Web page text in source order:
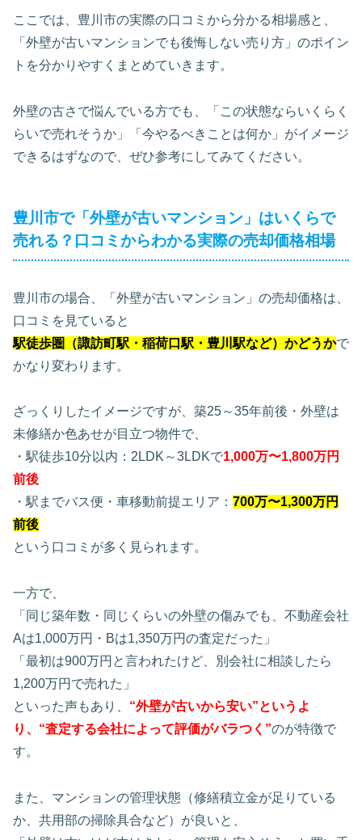
ここでは、豊川市の実際の口コミから分かる相場感と、
「外壁が古いマンションでも後悔しない売り方」のポイン
トを分かりやすくまとめていきます。
外壁の古さで悩んでいる方でも、「この状態ならいくらく
らいで売れそうか」「今やるべきことは何か」がイメージ
できるはずなので、ぜひ参考にしてみてください。
豊川市で「外壁が古いマンション」はいくらで
売れる？口コミからわかる実際の売却価格相場
豊川市の場合、「外壁が古いマンション」の売却価格は、
口コミを見ていると
駅徒歩圏（諏訪町駅・稲荷口駅・豊川駅など）かどうかで
かなり変わります。
ざっくりしたイメージですが、築25～35年前後・外壁は
未修繕か色あせが目立つ物件で、
・駅徒歩10分以内：2LDK～3LDKで1,000万〜1,800万円
前後
・駅までバス便・車移動前提エリア： 700万〜1,300万円
前後
という口コミが多く見られます。
一方で、
「同じ築年数・同じくらいの外壁の傷みでも、不動産会社
Aは1,000万円・Bは1,350万円の査定だった」
「最初は900万円と言われたけど、別会社に相談したら
1,200万円で売れた」
といった声もあり、 “外壁が古いから安い”というよ
り、“査定する会社によって評価がバラつく”のが特徴で
す。
また、マンションの管理状態（修繕積立金が足りている
か、共用部の掃除具合など）が良いと、